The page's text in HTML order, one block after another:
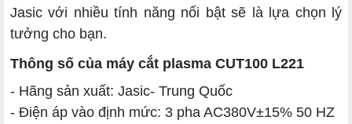
Jasic với nhiều tính năng nổi bật sẽ là lựa chọn lý
tưởng cho bạn.
Thông số của máy cắt plasma CUT100 L221
- Hãng sản xuất: Jasic- Trung Quốc
- Điện áp vào định mức: 3 pha AC380V±15% 50 HZ